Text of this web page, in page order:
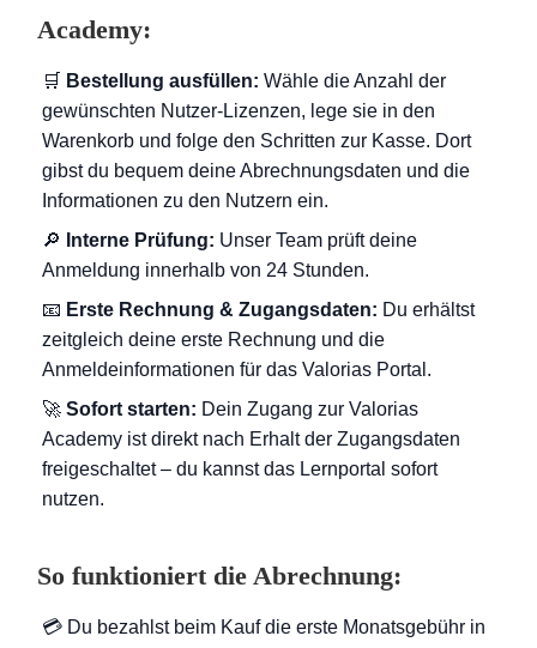
Academy:
🛒 Bestellung ausfüllen: Wähle die Anzahl der
gewünschten Nutzer-Lizenzen, lege sie in den
Warenkorb und folge den Schritten zur Kasse. Dort
gibst du bequem deine Abrechnungsdaten und die
Informationen zu den Nutzern ein.
🔎
Interne Prüfung: Unser Team prüft deine
Anmeldung innerhalb von 24 Stunden.
📧 Erste Rechnung & Zugangsdaten: Du erhältst
zeitgleich deine erste Rechnung und die
Anmeldeinformationen für das Valorias Portal.
🚀 Sofort starten: Dein Zugang zur Valorias
Academy ist direkt nach Erhalt der Zugangsdaten
freigeschaltet – du kannst das Lernportal sofort
nutzen.
So funktioniert die Abrechnung:
💳 Du bezahlst beim Kauf die erste Monatsgebühr in